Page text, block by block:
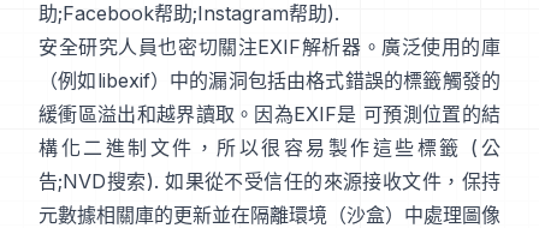
助;Facebook帮助;Instagram帮助).
安全研究人員也密切關注EXIF解析器。廣泛使用的庫
（例如libexif）中的漏洞包括由格式錯誤的標籤觸發的
緩衝區溢出和越界讀取。因為EXIF是 可預測位置的結
構化二進制文件，所以很容易製作這些標籤 ( 公
告;NVD搜索). 如果從不受信任的來源接收文件，保持
元數據相關庫的更新並在隔離環境（沙盒）中處理圖像